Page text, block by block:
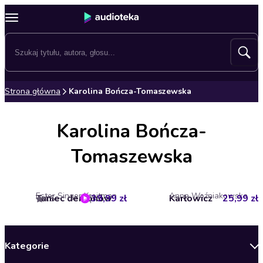
Strona główna Karolina Bończa-Tomaszewska
Karolina Bończa-
Tomaszewska
Taniec demonów
Ester Singer Kreitman
4.5 39,99 zł Karłowicz
Anna Woźniakowska
25,99 zł
Kategorie